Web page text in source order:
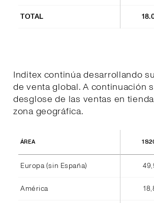
TOTAL
Inditex continúa desarrollando
de venta global. A continuación
desglose de las ventas en
zona geográfica.
ÁREA
Europa (sin España)
América